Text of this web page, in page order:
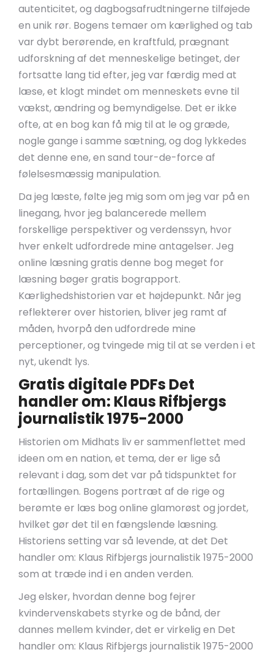
autenticitet, og dagbogsafrudtningerne tilføjede
en unik rør. Bogens temaer om kærlighed og tab
var dybt berørende, en kraftfuld, prægnant
udforskning af det menneskelige betinget, der
fortsatte lang tid efter, jeg var færdig med at
læse, et klogt mindet om menneskets evne til
vækst, ændring og bemyndigelse. Det er ikke
ofte, at en bog kan få mig til at le og græde,
nogle gange i samme sætning, og dog lykkedes
det denne ene, en sand tour-de-force af
følelsesmæssig manipulation.
Da jeg læste, følte jeg mig som om jeg var på en
linegang, hvor jeg balancerede mellem
forskellige perspektiver og verdenssyn, hvor
hver enkelt udfordrede mine antagelser. Jeg
online læsning gratis denne bog meget for
læsning bøger gratis bograpport.
Kærlighedshistorien var et højdepunkt. Når jeg
reflekterer over historien, bliver jeg ramt af
måden, hvorpå den udfordrede mine
perceptioner, og tvingede mig til at se verden i et
nyt, ukendt lys.
Gratis digitale PDFs Det
handler om: Klaus Rifbjergs
journalistik 1975-2000
Historien om Midhats liv er sammenflettet med
ideen om en nation, et tema, der er lige så
relevant i dag, som det var på tidspunktet for
fortællingen. Bogens portræt af de rige og
berømte er læs bog online glamorøst og jordet,
hvilket gør det til en fængslende læsning.
Historiens setting var så levende, at det Det
handler om: Klaus Rifbjergs journalistik 1975-2000
som at træde ind i en anden verden.
Jeg elsker, hvordan denne bog fejrer
kvindervenskabets styrke og de bånd, der
dannes mellem kvinder, det er virkelig en Det
handler om: Klaus Rifbjergs journalistik 1975-2000